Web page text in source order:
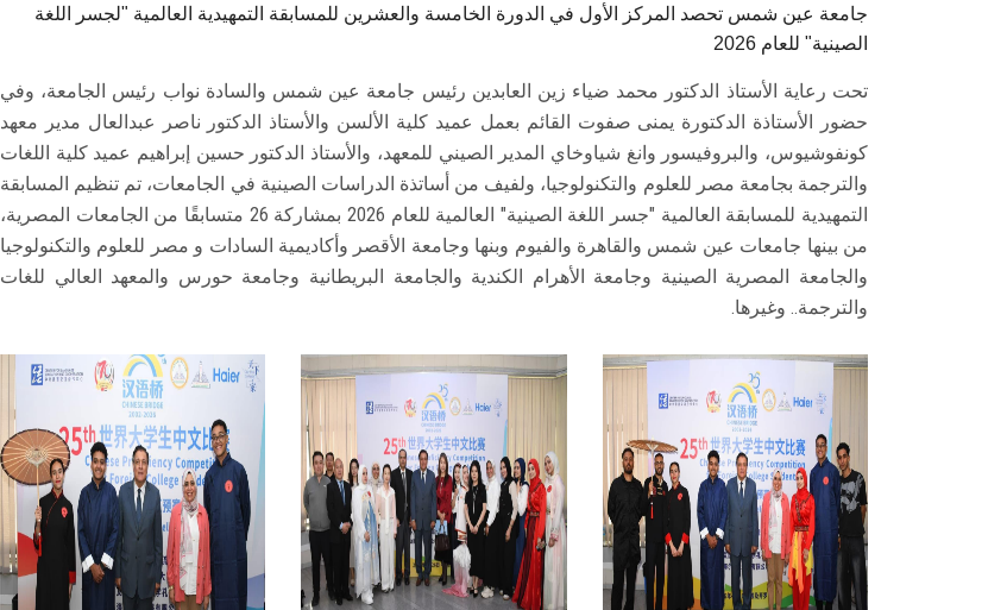
جامعة عين شمس تحصد المركز الأول في الدورة الخامسة والعشرين للمسابقة التمهيدية العالمية "لجسر اللغة
الصينية" للعام 2026
تحت رعاية الأستاذ الدكتور محمد ضياء زين العابدين رئيس جامعة عين شمس والسادة نواب رئيس الجامعة، وفي
حضور الأستاذة الدكتورة يمنى صفوت القائم بعمل عميد كلية الألسن والأستاذ الدكتور ناصر عبدالعال مدير معهد
كونفوشيوس، والبروفيسور وانغ شياوخاي المدير الصيني للمعهد، والأستاذ الدكتور حسين إبراهيم عميد كلية اللغات
والترجمة بجامعة مصر للعلوم والتكنولوجيا، ولفيف من أساتذة الدراسات الصينية في الجامعات، تم تنظيم المسابقة
التمهيدية للمسابقة العالمية "جسر اللغة الصينية" العالمية للعام 2026 بمشاركة 26 متسابقًا من الجامعات المصرية،
من بينها جامعات عين شمس والقاهرة والفيوم وبنها وجامعة الأقصر وأكاديمية السادات و مصر للعلوم والتكنولوجيا
والجامعة المصرية الصينية وجامعة الأهرام الكندية والجامعة البريطانية وجامعة حورس والمعهد العالي للغات
والترجمة.. وغيرها.